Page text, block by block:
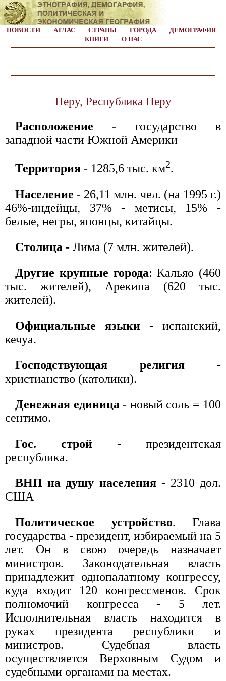
НОВОСТИ АТЛАС СТРАНЫ ГОРОДА
ДЕМОГРАФИЯ
КНИГИ
О НАС
Перу, Республика Перу
Расположение - государство в
западной части Южной Америки
Территория - 1285,6 тыс. км2.
Население - 26,11 млн. чел. (на 1995 г.)
46%-индейцы, 37% - метисы, 15% -
белые, негры, японцы, китайцы.
Столица - Лима (7 млн. жителей).
Другие крупные города: Кальяо (460
тыс. жителей), Арекипа (620 тыс.
жителей).
Официальные языки - испанский,
кечуа.
Господствующая религия -
христианство (католики).
Денежная единица - новый соль = 100
сентимо.
Гос. строй - президентская
республика.
ВНП на душу населения- 2310 дол.
США
Политическое устройство. Глава
государства - президент, избираемый на 5
лет. Он в свою очередь назначает
министров. Законодательная власть
принадлежит однопалатному конгрессу,
куда входит 120 конгрессменов. Срок
полномочий конгресса - 5 лет.
Исполнительная власть находится в
руках президента республики и
министров. Судебная власть
осуществляется Верховным Судом и
судебными органами на местах.